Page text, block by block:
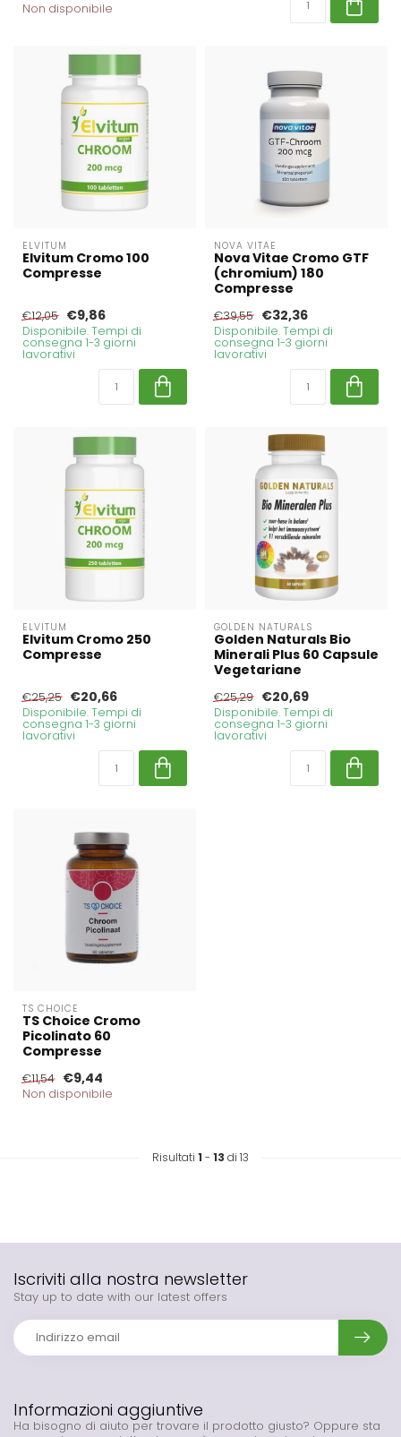
Non disponibile
ELVITUM
Elvitum Cromo 100
Compresse
€12,05 €9,86
Disponibile. Tempi di
consegna 1-3 giorni
lavorativi
NOVA VITAE
Nova Vitae Cromo GTF
(chromium) 180
Compresse
€39,55 €32,36
Disponibile. Tempi di
consegna 1-3 giorni
lavorativi
ELVITUM
Elvitum Cromo 250
Compresse
€25,25 €20,66
Disponibile. Tempi di
consegna 1-3 giorni
lavorativi
GOLDEN NATURALS
Golden Naturals Bio
Minerali Plus 60 Capsule
Vegetariane
€25,29 €20,69
Disponibile. Tempi di
consegna 1-3 giorni
lavorativi
TS CHOICE
TS Choice Cromo
Picolinato 60
Compresse
€11,54 €9,44
Non disponibile
Risultati 1 - 13 di 13
Informazioni aggiuntive
Ha bisogno di aiuto per trovare il prodotto giusto? Oppure sta
Iscriviti alla nostra newsletter
Stay up to date with our latest offers